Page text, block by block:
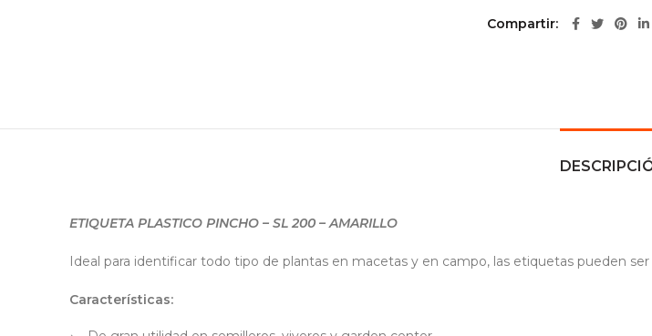
Compartir
ETIQUETA PLASTICO PINCHO – SL 200 – AMARILLO
Ideal para identificar todo tipo de plantas en macetas y en campo, las etiquetas pueden
Características: